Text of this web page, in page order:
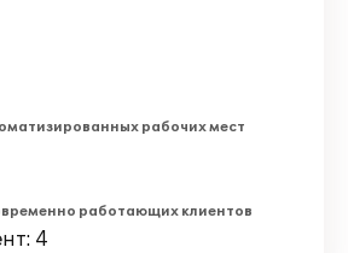
рабочих мест
работающих клиентов
4